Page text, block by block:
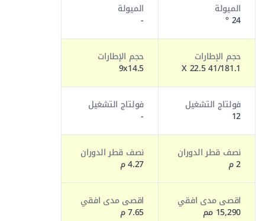
الميولة
24 °
الميولة
-
حجم الإطارات
41/181.1 X 22.5
حجم الإطارات
9x14.5
فولتاج التشغيل
12
فولتاج التشغيل
-
نصف قطر الدوران
2 م
نصف قطر الدوران
4.27 م
اقصى مدى افقي
15,290 مم
اقصى مدى افقي
7.65 م